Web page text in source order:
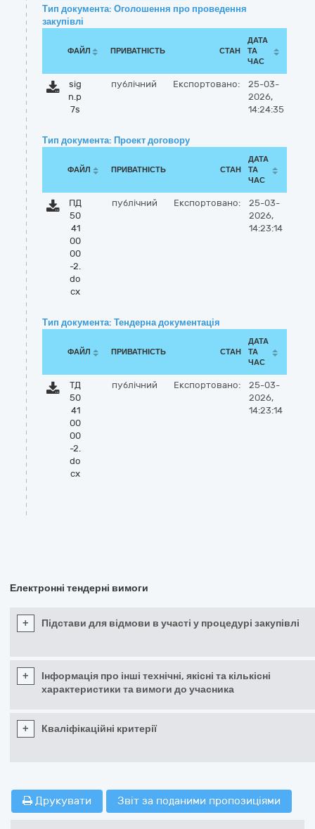
Тип документа: Оголошення про проведення
закупівлі
ФАЙЛ ПРИВАТНІСТЬ СТАН
ДАТА
ТА
ЧАС
sig
n.p
7s
публічний Експортовано:
25-03-
2026,
14:24:35
Тип документа: Проект договору
ФАЙЛ ПРИВАТНІСТЬ СТАН
ДАТА
ТА
ЧАС
ПД
50
41
00
00
-2.
do
cx
публічний Експортовано:
25-03-
2026,
14:23:14
Тип документа: Тендерна документація
ФАЙЛ ПРИВАТНІСТЬ СТАН
ДАТА
ТА
ЧАС
ТД
50
41
00
00
-2.
do
cx
публічний Експортовано:
25-03-
2026,
14:23:14
Електронні тендерні вимоги
+ Підстави для відмови в участі у процедурі закупівлі
+
Інформація про інші технічні, якісні та кількісні
характеристики та вимоги до учасника
+ Кваліфікаційні критерії
Друкувати Звіт за поданими пропозиціями